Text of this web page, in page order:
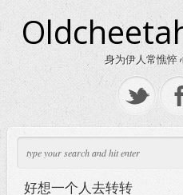
身为伊人常憔悴
好想一个人去转转